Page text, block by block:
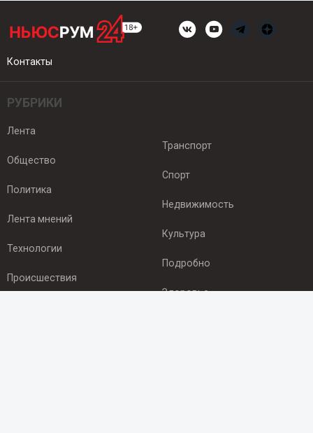
Контакты
РУБРИКИ
Лента
Общество
Политика
Лента мнений
Технологии
Происшествия
Транспорт
Спорт
Недвижимость
Культура
Подробно
Здоровье